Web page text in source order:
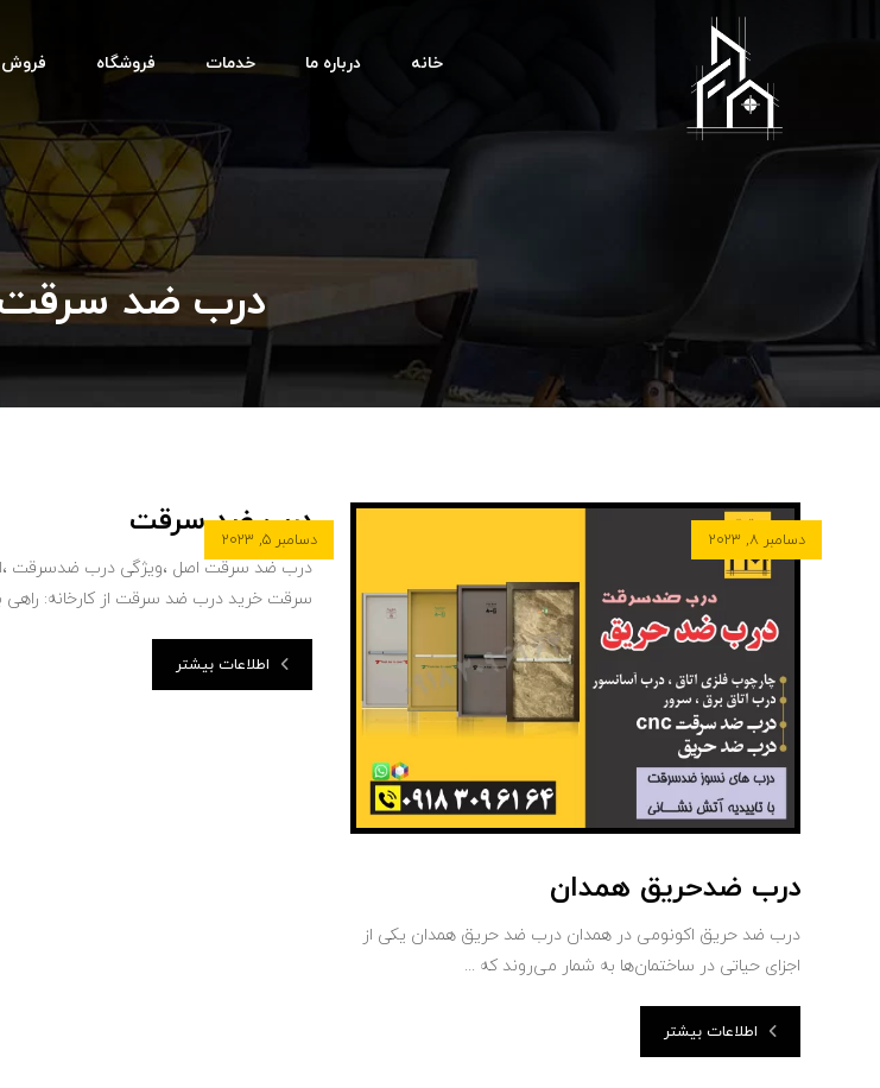
خانه درباره ما خدمات فروشگاه فروش
درب ضد سرقت
درب ضدحریق همدان
دسامبر ۸, ۲۰۲۳
درب‌ ضد حریق اکونومی در همدان درب‌ ضد حریق همدان یکی از
اجزای حیاتی در ساختمان‌ها به شمار می‌روند که ...
اطلاعات بیشتر
درب ضد سرقت
دسامبر ۵, ۲۰۲۳
درب ضد سرقت اصل ،ویژگی درب ضدسرقت
سرقت خرید درب ضد سرقت از کارخانه: راهی
اطلاعات بیشتر